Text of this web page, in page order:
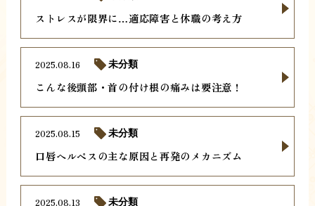
ストレスが限界に…適応障害と休職の考え方
こんな後頭部・首の付け根の痛みは要注意！
2025.08.16 未分類
口唇ヘルペスの主な原因と再発のメカニズム
2025.08.15 未分類
2025.08.13 未分類